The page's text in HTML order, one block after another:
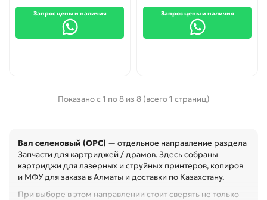
Запрос цены и наличия Запрос цены и наличия
Показано с 1 по 8 из 8 (всего 1 страниц)
Вал селеновый (OPC) — отдельное направление раздела
Запчасти для картриджей / драмов. Здесь собраны
картриджи для лазерных и струйных принтеров, копиров
и МФУ для заказа в Алматы и доставки по Казахстану.
При выборе в этом направлении стоит сверять не только